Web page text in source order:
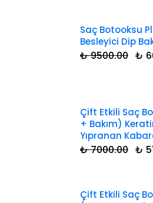
Saç Botooksu
Besleyici Dip
₺ 9500.00 ₺
Çift Etkili Saç
+ Bakım)
Yıpranan
₺ 7000.00 ₺
Çift Etkili Saç